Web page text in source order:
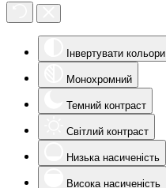
Інвертувати кольори
Монохромний
Темний контраст
Світлий контраст
Низька насиченість
Висока насиченість